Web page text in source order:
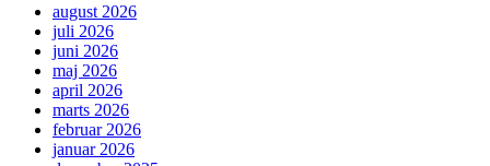
august 2026
juli 2026
juni 2026
maj 2026
april 2026
marts 2026
februar 2026
januar 2026